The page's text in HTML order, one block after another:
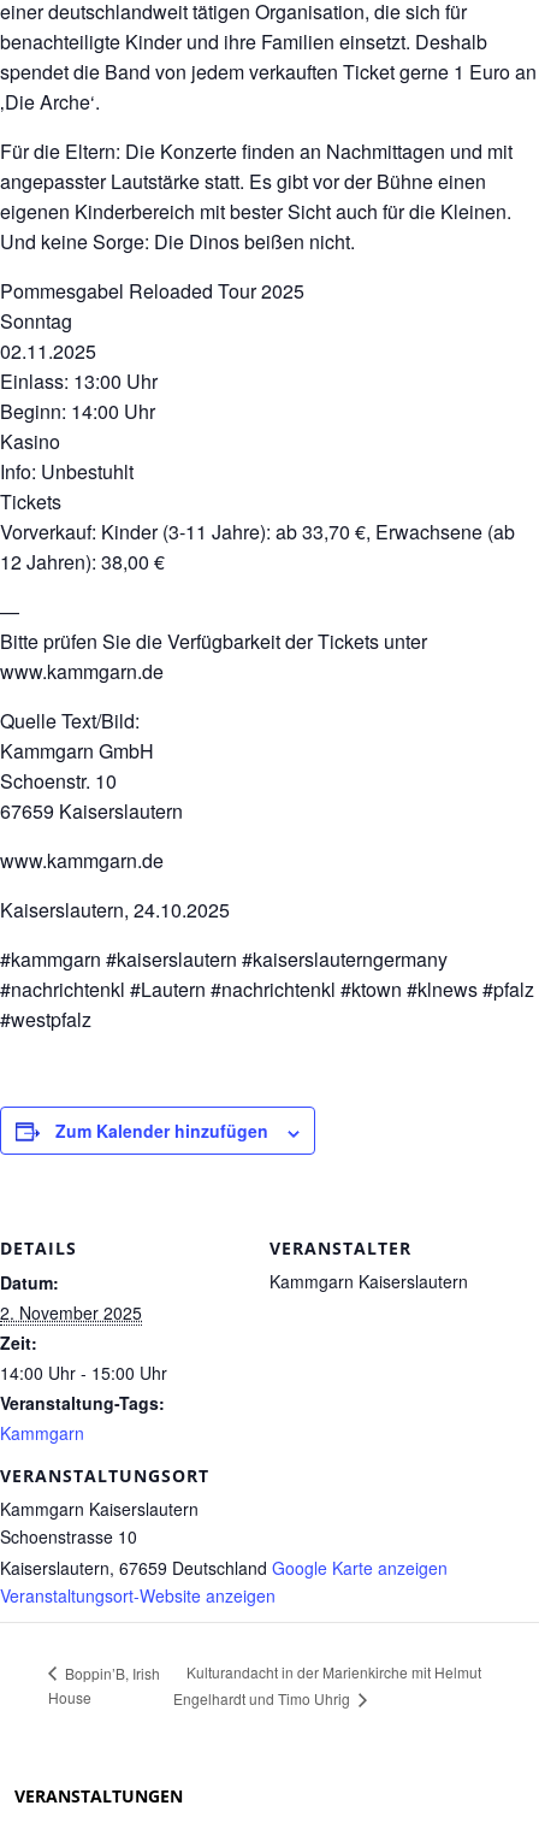
einer deutschlandweit tätigen Organisation, die sich für
benachteiligte Kinder und ihre Familien einsetzt. Deshalb
spendet die Band von jedem verkauften Ticket gerne 1 Euro an
‚Die Arche‘.
Für die Eltern: Die Konzerte finden an Nachmittagen und mit
angepasster Lautstärke statt. Es gibt vor der Bühne einen
eigenen Kinderbereich mit bester Sicht auch für die Kleinen.
Und keine Sorge: Die Dinos beißen nicht.
Pommesgabel Reloaded Tour 2025
Sonntag
02.11.2025
Einlass: 13:00 Uhr
Beginn: 14:00 Uhr
Kasino
Info: Unbestuhlt
Tickets
Vorverkauf: Kinder (3-11 Jahre): ab 33,70 €, Erwachsene (ab
12 Jahren): 38,00 €
—
Bitte prüfen Sie die Verfügbarkeit der Tickets unter
www.kammgarn.de
Quelle Text/Bild:
Kammgarn GmbH
Schoenstr. 10
67659 Kaiserslautern
www.kammgarn.de
Kaiserslautern, 24.10.2025
#kammgarn #kaiserslautern #kaiserslauterngermany
#nachrichtenkl #Lautern #nachrichtenkl #ktown #klnews #pfalz
#westpfalz
Zum Kalender hinzufügen
DETAILS
Datum:
2. November 2025
Zeit:
14:00 Uhr - 15:00 Uhr
Veranstaltung-Tags:
Kammgarn
VERANSTALTUNGSORT
Kammgarn Kaiserslautern
Schoenstrasse 10
Kaiserslautern, 67659 Deutschland Google Karte anzeigen
Veranstaltungsort-Website anzeigen
VERANSTALTER
Kammgarn Kaiserslautern
Boppin’B, Irish
House
Kulturandacht in der Marienkirche mit Helmut
Engelhardt und Timo Uhrig
VERANSTALTUNGEN